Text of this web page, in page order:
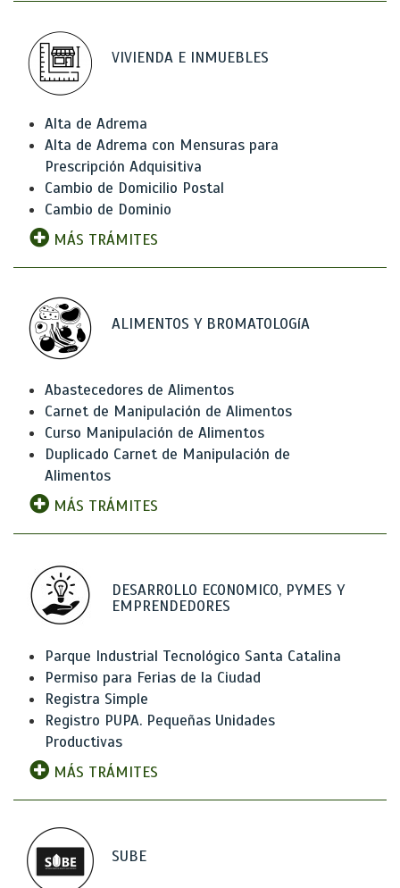
VIVIENDA E INMUEBLES
Alta de Adrema
Alta de Adrema con Mensuras para
Prescripción Adquisitiva
Cambio de Domicilio Postal
Cambio de Dominio
MÁS TRÁMITES
ALIMENTOS Y BROMATOLOGíA
Abastecedores de Alimentos
Carnet de Manipulación de Alimentos
Curso Manipulación de Alimentos
Duplicado Carnet de Manipulación de
Alimentos
MÁS TRÁMITES
DESARROLLO ECONOMICO, PYMES Y
EMPRENDEDORES
Parque Industrial Tecnológico Santa Catalina
Permiso para Ferias de la Ciudad
Registra Simple
Registro PUPA. Pequeñas Unidades
Productivas
MÁS TRÁMITES
SUBE